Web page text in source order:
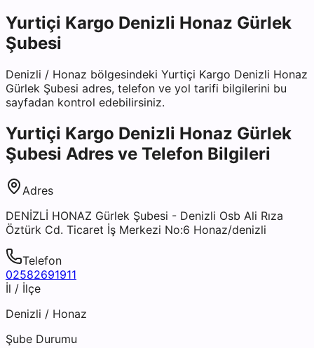
Yurtiçi Kargo Denizli Honaz Gürlek
Şubesi
Denizli / Honaz bölgesindeki Yurtiçi Kargo Denizli Honaz
Gürlek Şubesi adres, telefon ve yol tarifi bilgilerini bu
sayfadan kontrol edebilirsiniz.
Yurtiçi Kargo Denizli Honaz Gürlek
Şubesi Adres ve Telefon Bilgileri
Adres
DENİZLİ HONAZ Gürlek Şubesi - Denizli Osb Ali Rıza
Öztürk Cd. Ticaret İş Merkezi No:6 Honaz/denizli
Telefon
02582691911
İl / İlçe
Denizli / Honaz
Şube Durumu